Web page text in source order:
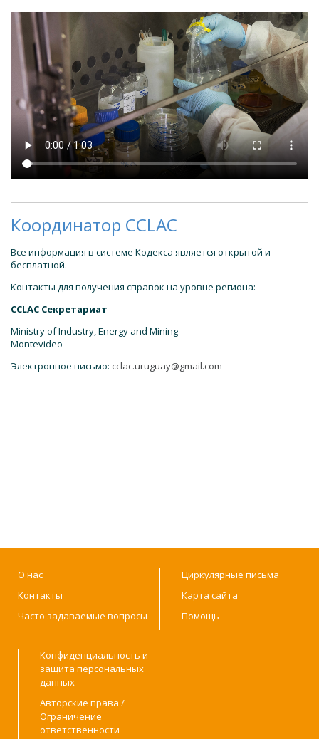
Координатор CCLAC
Все информация в системе Кодекса является открытой и
бесплатной.
Контакты для получения справок на уровне региона:
CCLAC Cекретариат
Ministry of Industry, Energy and Mining
Montevideo
Электронное письмо: cclac.uruguay@gmail.com
О нас
Контакты
Часто задаваемые вопросы
Циркулярные письма
Карта сайта
Помощь
Конфиденциальность и
защита персональных
данных
Авторские права /
Ограничение
ответственности